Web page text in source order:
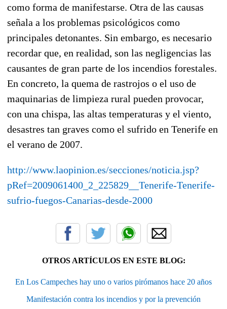
como forma de manifestarse. Otra de las causas
señala a los problemas psicológicos como
principales detonantes. Sin embargo, es necesario
recordar que, en realidad, son las negligencias las
causantes de gran parte de los incendios forestales.
En concreto, la quema de rastrojos o el uso de
maquinarias de limpieza rural pueden provocar,
con una chispa, las altas temperaturas y el viento,
desastres tan graves como el sufrido en Tenerife en
el verano de 2007.
http://www.laopinion.es/secciones/noticia.jsp?
pRef=2009061400_2_225829__Tenerife-Tenerife-
sufrio-fuegos-Canarias-desde-2000
OTROS ARTÍCULOS EN ESTE BLOG:
En Los Campeches hay uno o varios pirómanos hace 20 años
Manifestación contra los incendios y por la prevención